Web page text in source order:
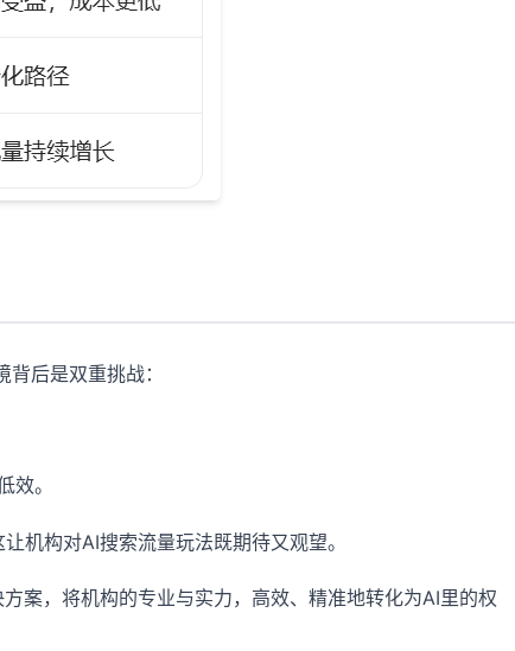
后是双重挑战：
。
构对AI搜索流量玩法既期待又观望。
案，将机构的专业与实力，高效、精准地转化为AI里的权